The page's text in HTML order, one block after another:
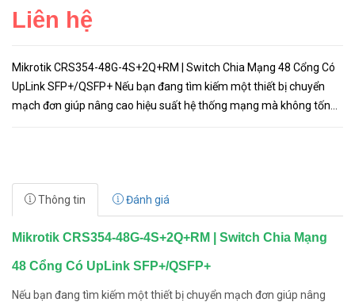
Liên hệ
Mikrotik CRS354-48G-4S+2Q+RM | Switch Chia Mạng 48 Cổng Có
UpLink SFP+/QSFP+ Nếu bạn đang tìm kiếm một thiết bị chuyển
mạch đơn giúp nâng cao hiệu suất hệ thống mạng mà không tốn
Thông tin Đánh giá
Mikrotik CRS354-48G-4S+2Q+RM | Switch Chia Mạng
48 Cổng Có UpLink SFP+/QSFP+
Nếu bạn đang tìm kiếm một thiết bị chuyển mạch đơn giúp nâng